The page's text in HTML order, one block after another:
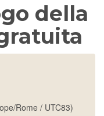
della
Rome / UTC83)